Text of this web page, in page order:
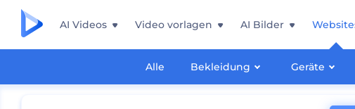
AI Videos Video vorlagen AI Bilder
Alle Bekleidung Geräte